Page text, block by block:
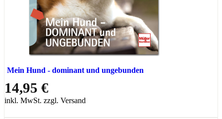
Mein Hund - dominant und ungebunden
14,95 €
inkl. MwSt. zzgl. Versand